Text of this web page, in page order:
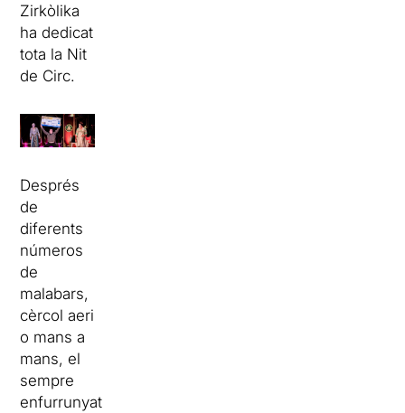
Zirkòlika
ha dedicat
tota la Nit
de Circ.
Després
de
diferents
números
de
malabars,
cèrcol aeri
o mans a
mans, el
sempre
enfurrunyat